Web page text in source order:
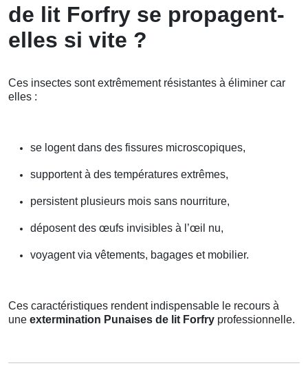
de lit Forfry se propagent-
elles si vite ?
Ces insectes sont extrêmement résistantes à éliminer car
elles :
se logent dans des fissures microscopiques,
supportent à des températures extrêmes,
persistent plusieurs mois sans nourriture,
déposent des œufs invisibles à l’œil nu,
voyagent via vêtements, bagages et mobilier.
Ces caractéristiques rendent indispensable le recours à
une extermination Punaises de lit Forfry professionnelle.